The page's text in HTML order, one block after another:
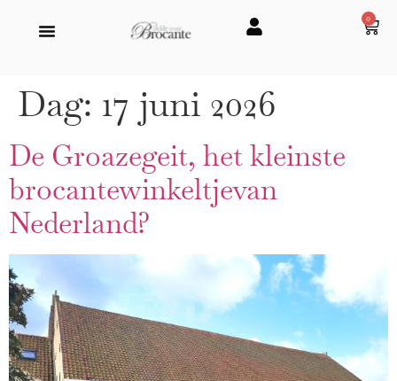
0
Dag: 17 juni 2026
De Groazegeit, het kleinste
brocantewinkeltjevan
Nederland?